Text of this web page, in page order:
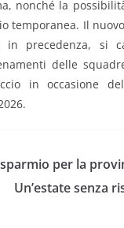
nonché la
temporanea. Il
in precedenza, si
delle
in occasione
per la
Un’estate senza